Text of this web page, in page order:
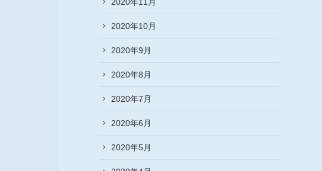
2020年10月
2020年9月
2020年8月
2020年7月
2020年6月
2020年5月